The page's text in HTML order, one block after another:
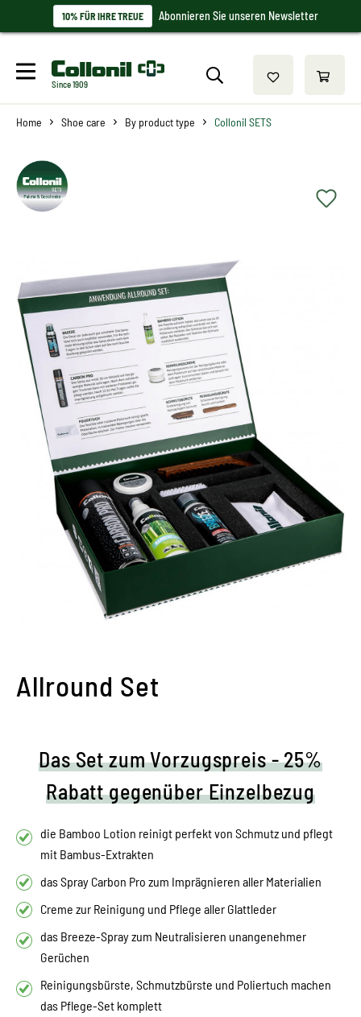
10% FÜR IHRE TREUE Abonnieren Sie unseren Newsletter
Since 1909
Home Shoe care By product type Collonil SETS
Allround Set
Das Set zum Vorzugspreis - 25%
Rabatt gegenüber Einzelbezug
die Bamboo Lotion reinigt perfekt von Schmutz und pflegt
mit Bambus-Extrakten
das Spray Carbon Pro zum Imprägnieren aller Materialien
Creme zur Reinigung und Pflege aller Glattleder
das Breeze-Spray zum Neutralisieren unangenehmer
Gerüchen
Reinigungsbürste, Schmutzbürste und Poliertuch machen
das Pflege-Set komplett